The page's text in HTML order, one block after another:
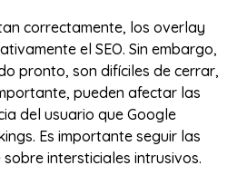
correctamente, los overlay
el SEO. Sin embargo,
pronto, son difíciles de cerrar,
pueden afectar las
del usuario que Google
Es importante seguir las
intersticiales intrusivos.